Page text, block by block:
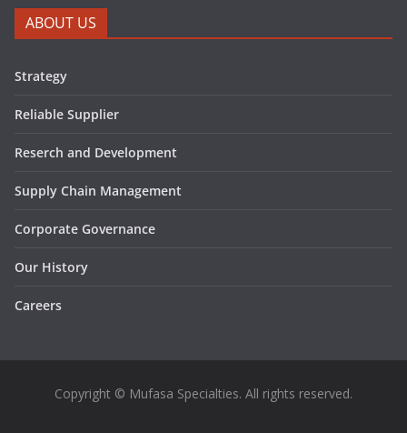
ABOUT US
Strategy
Reliable Supplier
Reserch and Development
Supply Chain Management
Corporate Governance
Our History
Careers
Copyright © Mufasa Specialties. All rights reserved.